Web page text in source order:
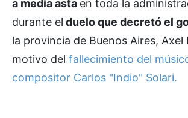
a media asta en toda la
durante el duelo que decretó el
la provincia de Buenos Aires, Axel
motivo del fallecimiento del
compositor Carlos "Indio" Solari.